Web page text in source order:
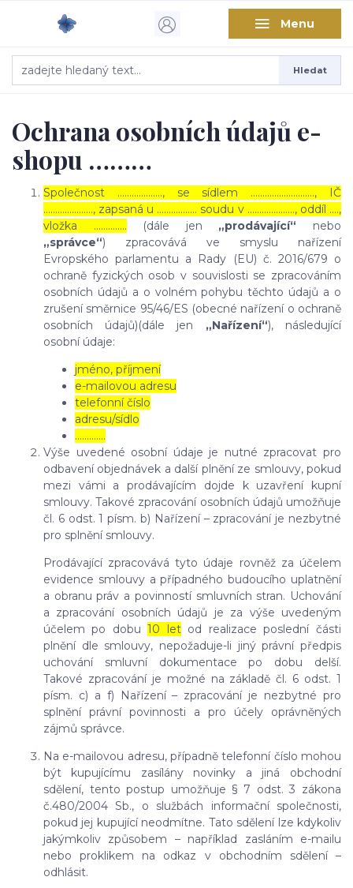
Menu
Hledat
Ochrana osobních údajů e-
shopu ………
Společnost ………………., se sídlem ………………………, IČ
…………………, zapsaná u …………….. soudu v ……………….., oddíl ….,
vložka ………….. (dále jen „prodávající“ nebo
„správce“) zpracovává ve smyslu nařízení
Evropského parlamentu a Rady (EU) č. 2016/679 o
ochraně fyzických osob v souvislosti se zpracováním
osobních údajů a o volném pohybu těchto údajů a o
zrušení směrnice 95/46/ES (obecné nařízení o ochraně
osobních údajů)(dále jen „Nařízení“), následující
osobní údaje:
jméno, příjmení
e-mailovou adresu
telefonní číslo
adresu/sídlo
………....
Výše uvedené osobní údaje je nutné zpracovat pro
odbavení objednávek a další plnění ze smlouvy, pokud
mezi vámi a prodávajícím dojde k uzavření kupní
smlouvy. Takové zpracování osobních údajů umožňuje
čl. 6 odst. 1 písm. b) Nařízení – zpracování je nezbytné
pro splnění smlouvy.
Prodávající zpracovává tyto údaje rovněž za účelem
evidence smlouvy a případného budoucího uplatnění
a obranu práv a povinností smluvních stran. Uchování
a zpracování osobních údajů je za výše uvedeným
účelem po dobu10 letod realizace poslední části
plnění dle smlouvy, nepožaduje-li jiný právní předpis
uchování smluvní dokumentace po dobu delší.
Takové zpracování je možné na základě čl. 6 odst. 1
písm. c) a f) Nařízení – zpracování je nezbytné pro
splnění právní povinnosti a pro účely oprávněných
zájmů správce.
Na e-mailovou adresu, případně telefonní číslo mohou
být kupujícímu zasílány novinky a jiná obchodní
sdělení, tento postup umožňuje § 7 odst. 3 zákona
č.480/2004 Sb., o službách informační společnosti,
pokud jej kupující neodmítne. Tato sdělení lze kdykoliv
jakýmkoliv způsobem – například zasláním e-mailu
nebo proklikem na odkaz v obchodním sdělení –
odhlásit.